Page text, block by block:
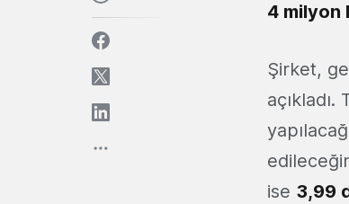
4 milyon
Şirket,
ise 3,99